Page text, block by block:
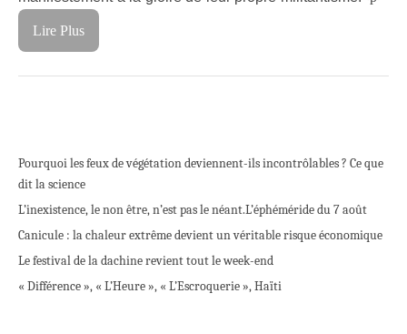
Lire Plus
Pourquoi les feux de végétation deviennent-ils incontrôlables ? Ce que
dit la science
L’inexistence, le non être, n’est pas le néant.L’éphéméride du 7 août
Canicule : la chaleur extrême devient un véritable risque économique
Le festival de la dachine revient tout le week-end
« Différence », « L’Heure », « L’Escroquerie », Haïti